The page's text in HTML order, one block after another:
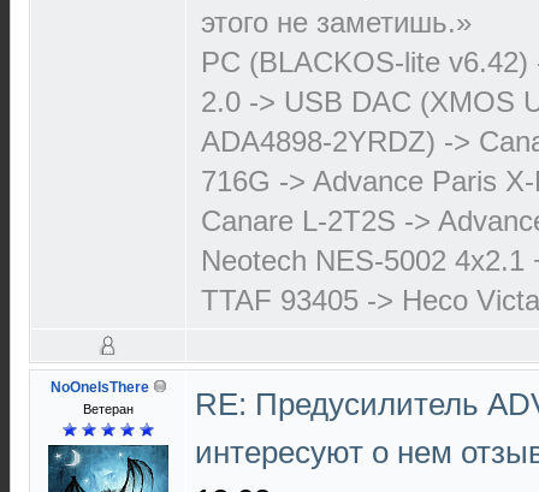
этого не заметишь.»
PC (BLACKOS-lite
2.0 -> USB DAC (XMOS
ADA4898-2YRDZ) ->
716G -> Advance Paris
Canare L-2T2S ->
Neotech NES-5002
TTAF 93405 -> Heco
NoOneIsThere
Ветеран
RE: Предусилитель
интересуют о нем